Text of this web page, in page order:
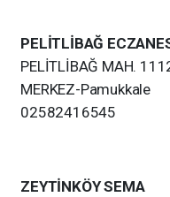
PELİTLİBAĞ
PELİTLİBAĞ MAH.
MERKEZ-Pamukkale
02582416545
ZEYTİNKÖY SEMA